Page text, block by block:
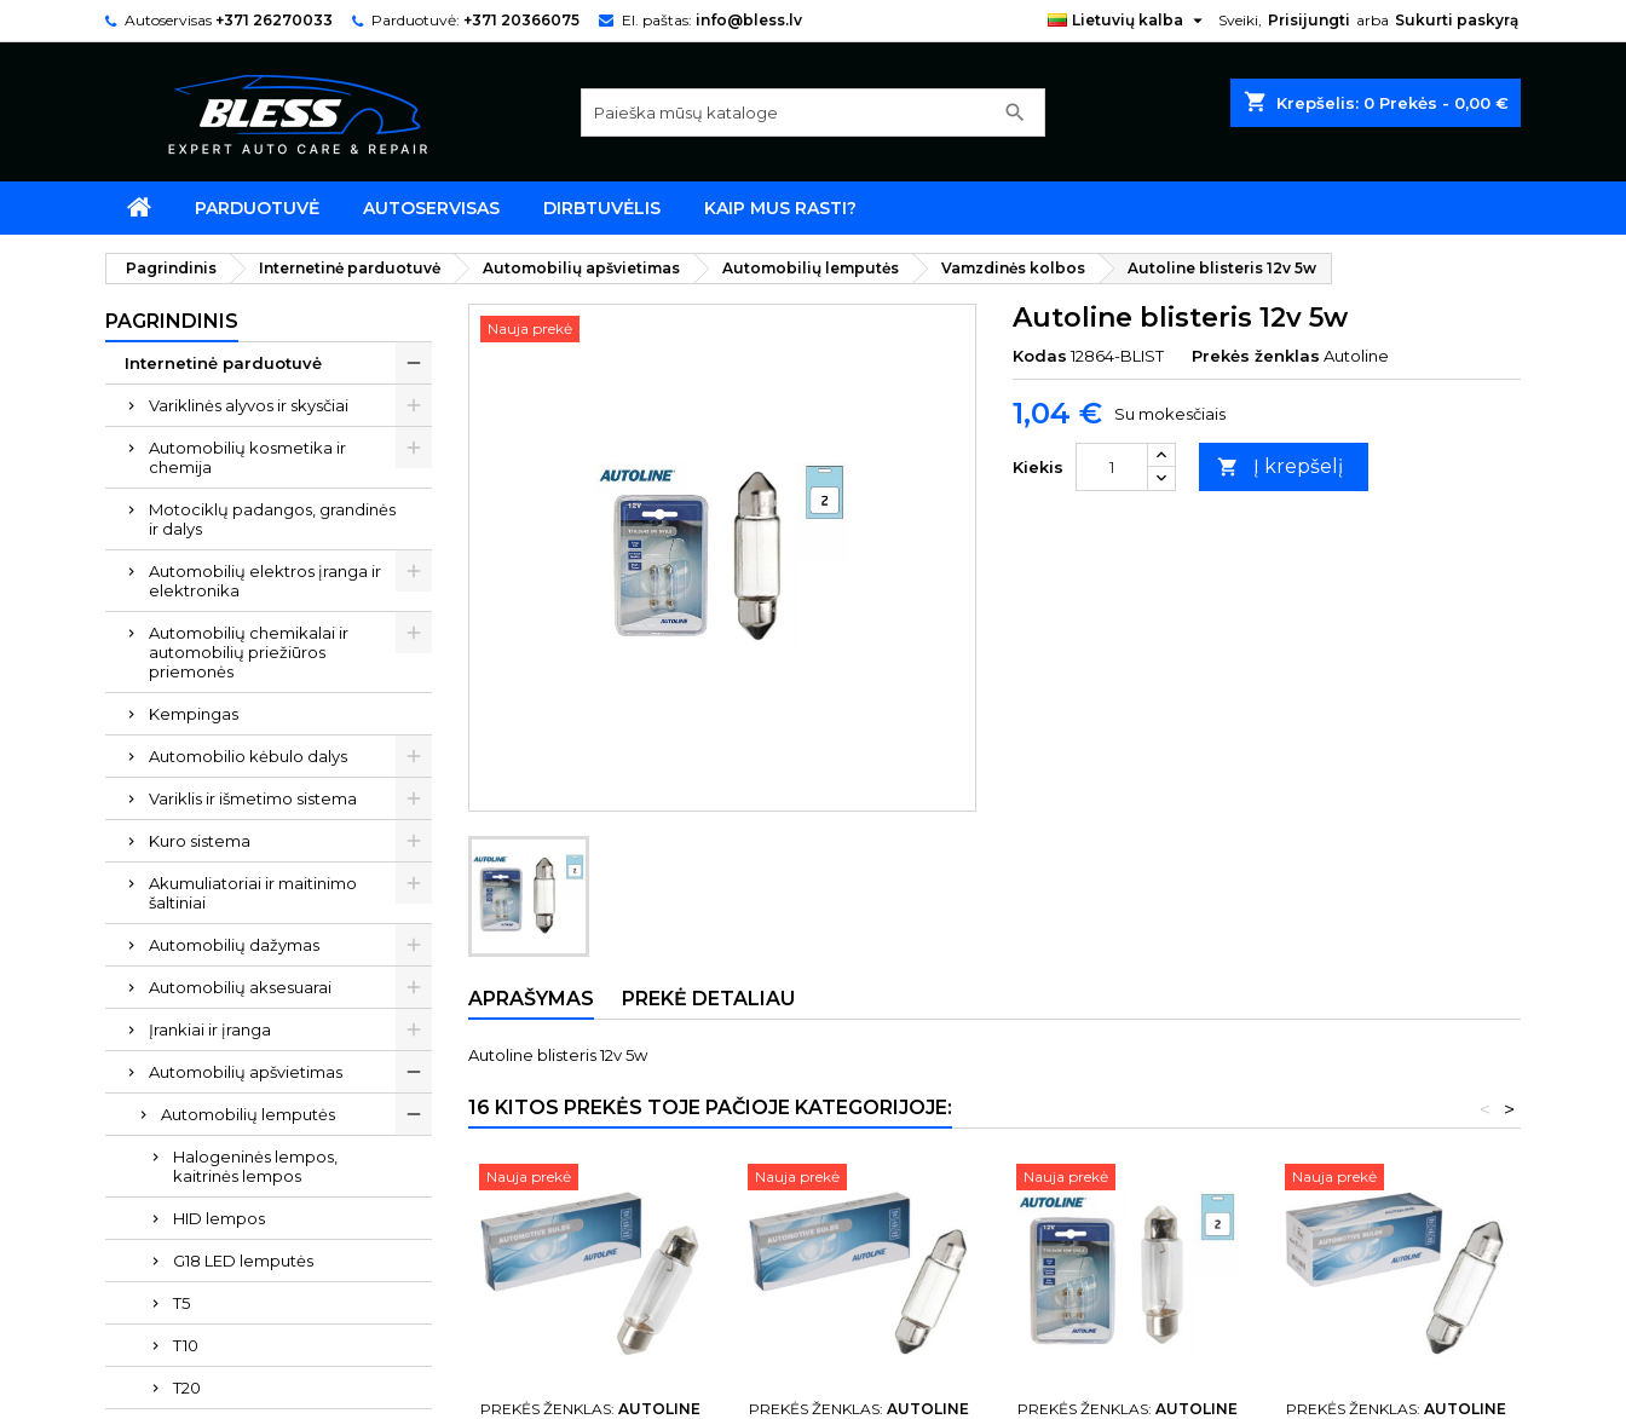
Autoservisas +371 26270033 Parduotuvė: +371 20366075 El. paštas: info@bless.lv Sveiki, Prisijungti arba Sukurti paskyrą
Lietuvių kalba 
shopping_cart Krepšelis: 0 Prekės - 0,00 €
search
PARDUOTUVĖ AUTOSERVISAS DIRBTUVĖLIS KAIP MUS RASTI?
Pagrindinis Internetinė parduotuvė Automobilių apšvietimas Automobilių lemputės Vamzdinės kolbos Autoline blisteris 12v 5w
PAGRINDINIS
Internetinė parduotuvė
Variklinės alyvos ir skysčiai
Automobilių kosmetika ir
chemija
Motociklų padangos, grandinės
ir dalys
Automobilių elektros įranga ir
elektronika
Automobilių chemikalai ir
automobilių priežiūros
priemonės
Kempingas
Automobilio kėbulo dalys
Variklis ir išmetimo sistema
Kuro sistema
Akumuliatoriai ir maitinimo
šaltiniai
Automobilių dažymas
Automobilių aksesuarai
Įrankiai ir įranga
Automobilių apšvietimas
Automobilių lemputės
Halogeninės lempos,
kaitrinės lempos
HID lempos
G18 LED lemputės
T5
T10
T20
Nauja prekė Autoline blisteris 12v 5w
Kodas 12864-BLIST Prekės ženklas Autoline
1,04 € Su mokesčiais
Kiekis  Į krepšelį
APRAŠYMAS PREKĖ DETALIAU
Autoline blisteris 12v 5w
16 KITOS PREKĖS TOJE PAČIOJE KATEGORIJOJE: >
<
Nauja prekė
PREKĖS ŽENKLAS: AUTOLINE
Nauja prekė
PREKĖS ŽENKLAS: AUTOLINE
Nauja prekė
PREKĖS ŽENKLAS: AUTOLINE
Nauja prekė
PREKĖS ŽENKLAS: AUTOLINE